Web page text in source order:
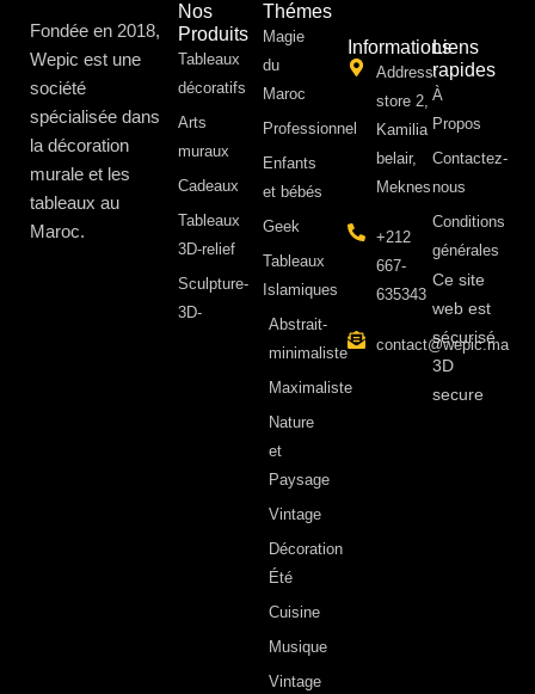
Fondée en 2018,
Wepic est une
société
spécialisée dans
la décoration
murale et les
tableaux au
Maroc.
Nos
Produits
Tableaux
décoratifs
Arts
muraux
Cadeaux
Tableaux
3D-relief
Sculpture-
3D-
Thémes
Magie
du
Maroc
Professionnel
Enfants
et bébés
Geek
Tableaux
Islamiques
Abstrait-
minimaliste
Maximaliste
Nature
et
Paysage
Vintage
Décoration
Été
Cuisine
Musique
Vintage
Informations
Address:
store 2,
Kamilia
belair,
Meknes
+212
667-
635343
contact@wepic.ma
Liens
rapides
À
Propos ​
Contactez-
nous
Conditions
générales
Ce site
web est
sécurisé
3D
secure